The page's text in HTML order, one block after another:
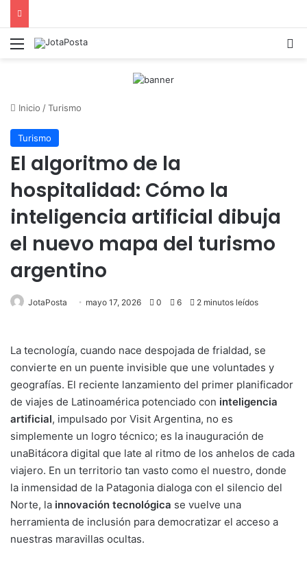
Menú
Inicio /Turismo
Turismo
El algoritmo de la
hospitalidad: Cómo la
inteligencia artificial dibuja
el nuevo mapa del turismo
argentino
JotaPosta mayo 17, 2026 0 6 2 minutos leídos
La tecnología, cuando nace despojada de frialdad, se
convierte en un puente invisible que une voluntades y
geografías. El reciente lanzamiento del primer planificador
de viajes de Latinoamérica potenciado con inteligencia
artificial, impulsado por Visit Argentina, no es
simplemente un logro técnico; es la inauguración de
unaBitácora digital que late al ritmo de los anhelos de cada
viajero. En un territorio tan vasto como el nuestro, donde
la inmensidad de la Patagonia dialoga con el silencio del
Norte, la innovación tecnológica se vuelve una
herramienta de inclusión para democratizar el acceso a
nuestras maravillas ocultas.